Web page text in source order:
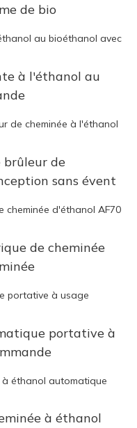
de bio
à l'éthanol au
brûleur de
sans évent
de cheminée
portative à
à éthanol